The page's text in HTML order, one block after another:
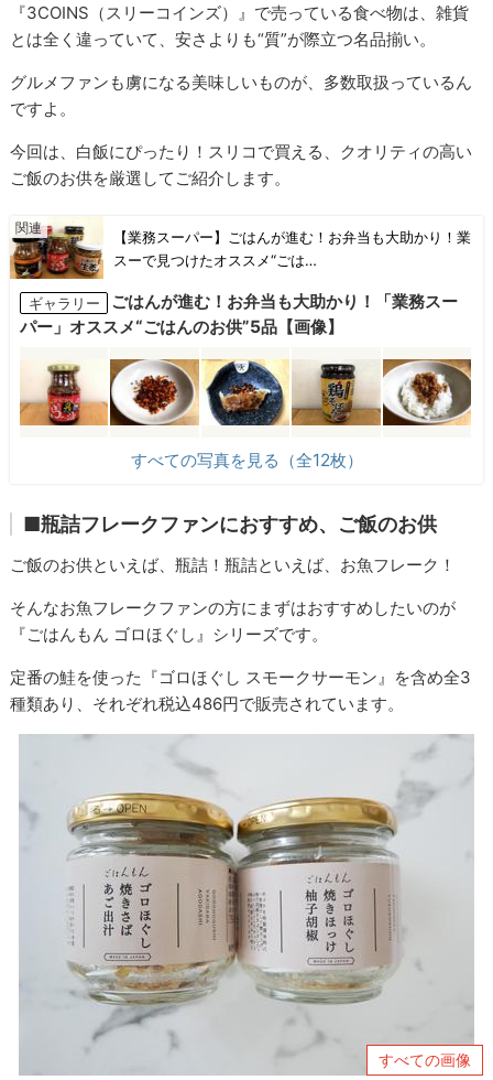
『3COINS（スリーコインズ）』で売っている食べ物は、雑貨
とは全く違っていて、安さよりも“質”が際立つ名品揃い。
グルメファンも虜になる美味しいものが、多数取扱っているん
ですよ。
今回は、白飯にぴったり！スリコで買える、クオリティの高い
ご飯のお供を厳選してご紹介します。
【業務スーパー】ごはんが進む！お弁当も大助かり！業
スーで見つけたオススメ“ごは…
ギャラリー
ごはんが進む！お弁当も大助かり！「業務スー
パー」オススメ“ごはんのお供”5品【画像】
すべての写真を見る（全12枚）
■瓶詰フレークファンにおすすめ、ご飯のお供
ご飯のお供といえば、瓶詰！瓶詰といえば、お魚フレーク！
そんなお魚フレークファンの方にまずはおすすめしたいのが
『ごはんもん ゴロほぐし』シリーズです。
定番の鮭を使った『ゴロほぐし スモークサーモン』を含め全3
種類あり、それぞれ税込486円で販売されています。
すべての画像